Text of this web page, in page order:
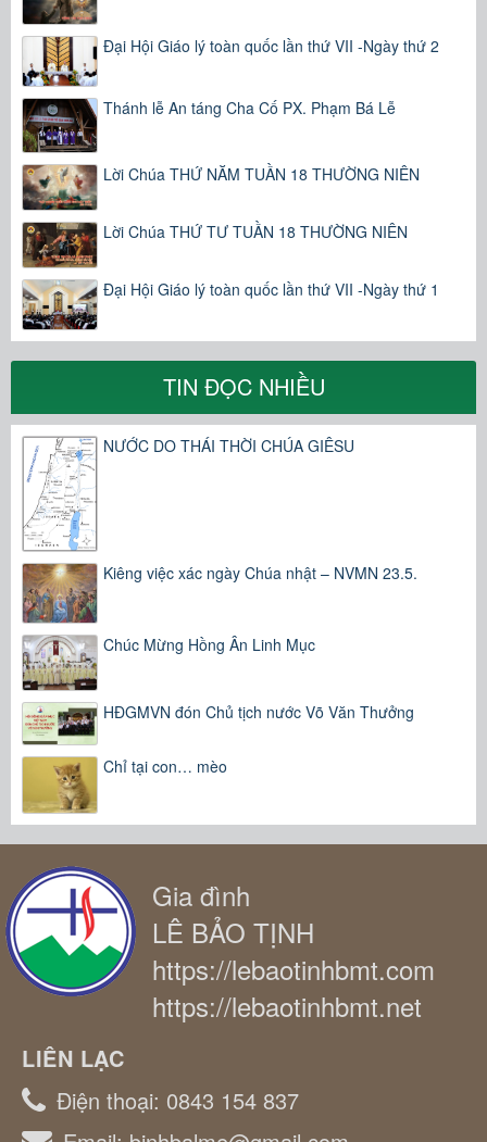
Đại Hội Giáo lý toàn quốc lần thứ VII -Ngày thứ 2
Thánh lễ An táng Cha Cố PX. Phạm Bá Lễ
Lời Chúa THỨ NĂM TUẦN 18 THƯỜNG NIÊN
Lời Chúa THỨ TƯ TUẦN 18 THƯỜNG NIÊN
Đại Hội Giáo lý toàn quốc lần thứ VII -Ngày thứ 1
TIN ĐỌC NHIỀU
NƯỚC DO THÁI THỜI CHÚA GIÊSU
Kiêng việc xác ngày Chúa nhật – NVMN 23.5.
Chúc Mừng Hồng Ân Linh Mục
HĐGMVN đón Chủ tịch nước Võ Văn Thưởng
Chỉ tại con… mèo
Gia đình
LÊ BẢO TỊNH
https://lebaotinhbmt.com
https://lebaotinhbmt.net
LIÊN LẠC
Điện thoại: 0843 154 837